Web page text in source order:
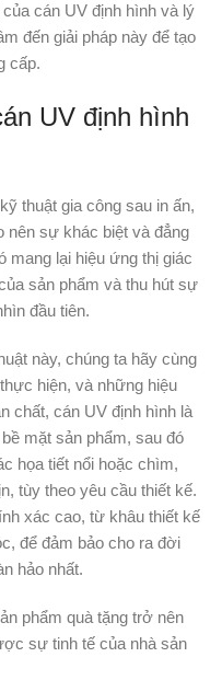
cán UV định hình và lý
đến giải pháp này để tạo
cấp.
UV định hình
thuật gia công sau in ấn,
nên sự khác biệt và đẳng
mang lại hiệu ứng thị giác
sản phẩm và thu hút sự
đầu tiên.
này, chúng ta hãy cùng
hiện, và những hiệu
chất, cán UV định hình là
mặt sản phẩm, sau đó
họa tiết nổi hoặc chìm,
tùy theo yêu cầu thiết kế.
xác cao, từ khâu thiết kế
để đảm bảo cho ra đời
hảo nhất.
phẩm quà tặng trở nên
sự tinh tế của nhà sản